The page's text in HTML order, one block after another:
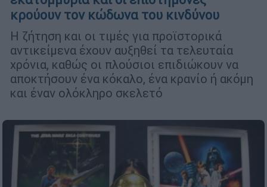
κρούουν τον κώδωνα του κινδύνου
Η ζήτηση και οι τιμές για προϊστορικά
αντικείμενα έχουν αυξηθεί τα τελευταία
χρόνια, καθώς οι πλούσιοι επιδιώκουν να
αποκτήσουν ένα κόκαλο, ένα κρανίο ή ακόμη
και έναν ολόκληρο σκελετό